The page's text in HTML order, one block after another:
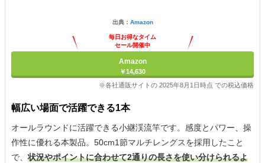
出典： Amazon
毎日お得なタイム
セール開催中
Amazon
￥14,630
※各社通販サイトの 2025年8月1日時点 での税込価格
幅広い場面で活躍できる1本
オールラウンドに活躍できる小継渓流竿です。感度とパワー、操
作性に優れる本製品。50cm1節マルチレングスを採用したこと
で、状況やポイントに合わせて2通りの長さを使い分けられるよ